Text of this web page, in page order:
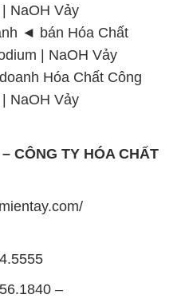
NaOH Vảy
◄ bán Hóa Chất
| NaOH Vảy
Hóa Chất Công
NaOH Vảy
CÔNG TY HÓA CHẤT
–